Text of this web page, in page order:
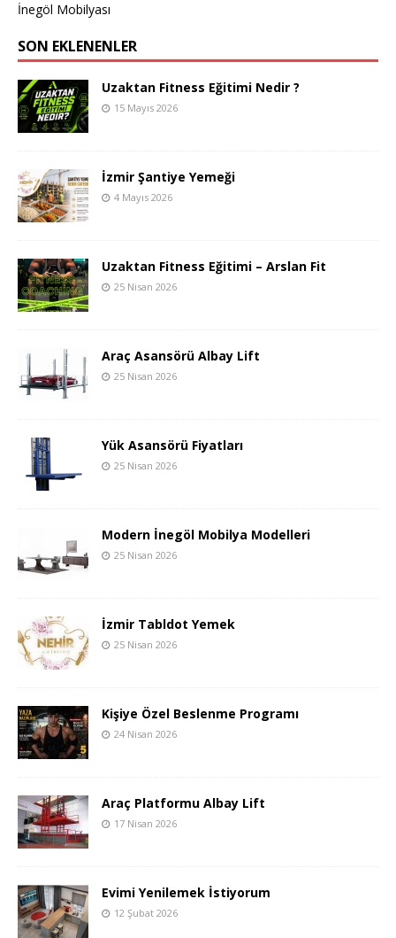
İnegöl Mobilyası
SON EKLENENLER
Uzaktan Fitness Eğitimi Nedir ?
15 Mayıs 2026
İzmir Şantiye Yemeği
4 Mayıs 2026
Uzaktan Fitness Eğitimi – Arslan Fit
25 Nisan 2026
Araç Asansörü Albay Lift
25 Nisan 2026
Yük Asansörü Fiyatları
25 Nisan 2026
Modern İnegöl Mobilya Modelleri
25 Nisan 2026
İzmir Tabldot Yemek
25 Nisan 2026
Kişiye Özel Beslenme Programı
24 Nisan 2026
Araç Platformu Albay Lift
17 Nisan 2026
Evimi Yenilemek İstiyorum
12 Şubat 2026